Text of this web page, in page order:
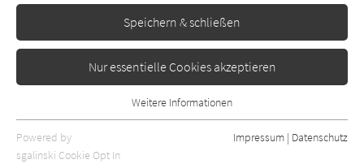
Speichern & schließen
Nur essentielle Cookies akzeptieren
Essentielle Cookies werden für grundlegende Funktionen der
Webseite benötigt. Dadurch ist gewährleistet, dass die Webseite
Weitere Informationen
Powered by
sgalinski Cookie Opt In
Impressum | Datenschutz